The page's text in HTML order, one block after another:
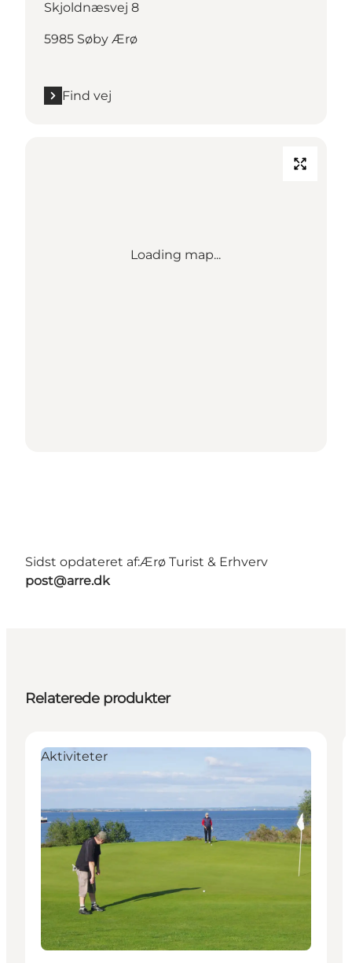
Skjoldnæsvej 8
5985 Søby Ærø
Find vej
Loading map...
Sidst opdateret af:Ærø Turist & Erhverv
post@arre.dk
Relaterede produkter
Aktiviteter